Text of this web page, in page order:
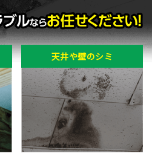
天井や壁のシミ